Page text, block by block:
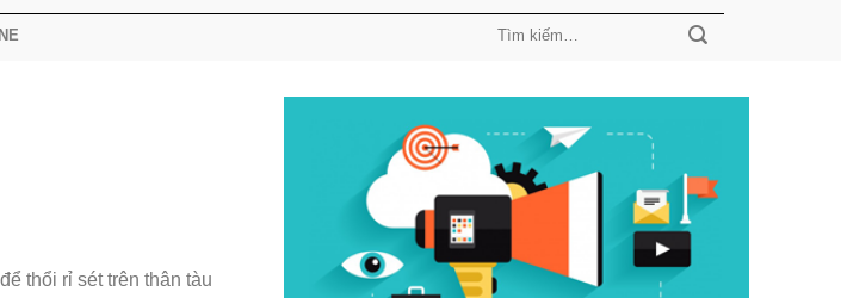
thổi rỉ sét trên thân tàu